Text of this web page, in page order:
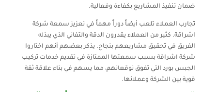
ضمان تنفيذ المشاريع بكفاءة وفعالية.
تجارب العملاء تلعب أيضاً دوراً مهماً في تعزيز سمعة شركة
اشراقة. كثير من العملاء يقدرون الدقة والتفاني الذي يبذله
الفريق في تحقيق مشاريعهم بنجاح. يذكر بعضهم أنهم اختاروا
شركة اشراقة بسبب سمعتها الممتازة في تقديم خدمات تركيب
الجبس بورد التي تفوق توقعاتهم، مما يسهم في بناء علاقة ثقة
قوية بين الشركة وعملائها.